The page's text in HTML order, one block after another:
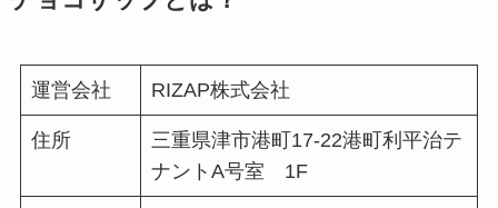
運営会社 RIZAP株式会社
住所
三重県津市港町17-22港町利平治テ
ナントA号室 1F